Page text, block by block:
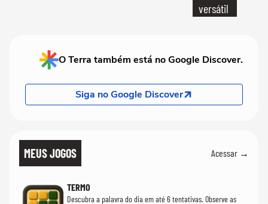
versátil
O Terra também está no Google Discover.
Siga no Google Discover
MEUS JOGOS Acessar →
TERMO
Descubra a palavra do dia em até 6 tentativas. Observe as